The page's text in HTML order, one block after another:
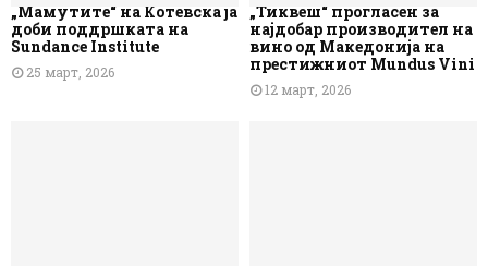
„Мамутите“ на Котевска ја
доби поддршката на
Sundance Institute
25 март, 2026
„Тиквеш“ прогласен за
најдобар производител на
вино од Македонија на
престижниот Mundus Vini
12 март, 2026